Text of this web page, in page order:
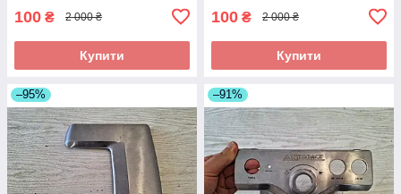
100 ₴ 2 000 ₴
Купити
100 ₴ 2 000 ₴
Купити
–95% –91%